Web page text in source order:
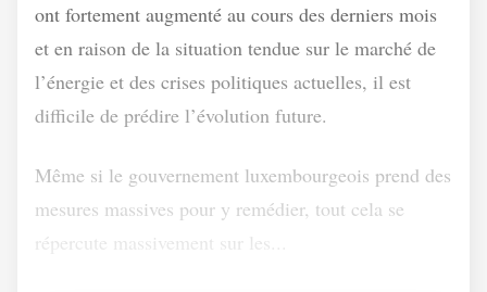
ont fortement augmenté au cours des derniers mois
et en raison de la situation tendue sur le marché de
l’énergie et des crises politiques actuelles, il est
difficile de prédire l’évolution future.
Même si le gouvernement luxembourgeois prend des
mesures massives pour y remédier, tout cela se
répercute massivement sur les...